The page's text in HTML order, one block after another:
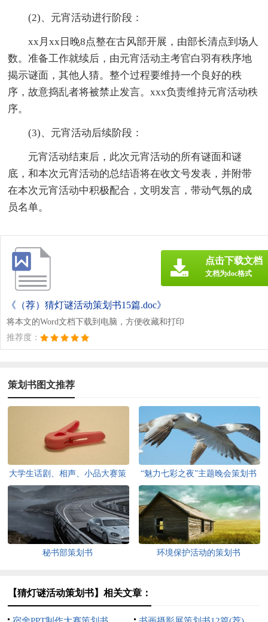
(2)、元宵活动进行阶段：
xx月xx日晚8点整在古风部开展，由部长清点到场人
数。准备工作就续后，由元宵活动主考官白羽有秩序地
揭示谜面，其他人猜。整个过程要维持一个良好的秩
序，故意捣乱者将被禁止发言。xxx负责维持元宵活动秩
序。
(3)、元宵活动后续阶段：
元宵活动结束后，此次元宵活动的所有谜面和谜
底，和本次元宵活动的总结语将在收文号发表，并附带
在本次元宵活动中积极配合，文明发言，带动气氛的成
员名单。
《（荐）猜灯谜活动策划书15篇.doc》
将本文的Word文档下载到电脑，方便收藏和打印
推荐度：
点击下载文档
文档为doc格式
策划书图文推荐
大学生话剧、相声、小品大赛策
划书
“魅力七彩之夜”主题晚会策划书
秘书部策划书 环境保护活动的策划书
【猜灯谜活动策划书】相关文章：